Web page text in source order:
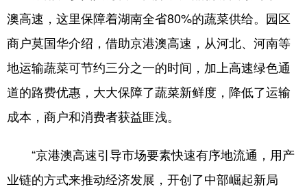
澳高速，这里保障着湖南全省80%的蔬菜供给。园区
商户莫国华介绍，借助京港澳高速，从河北、河南等
地运输蔬菜可节约三分之一的时间，加上高速绿色通
道的路费优惠，大大保障了蔬菜新鲜度，降低了运输
成本，商户和消费者获益匪浅。
“京港澳高速引导市场要素快速有序地流通，用产
业链的方式来推动经济发展，开创了中部崛起新局